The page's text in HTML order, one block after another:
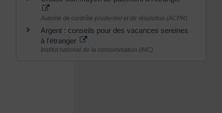
Autorité de contrôle prudentiel et de résolution (ACPR)
Argent : conseils pour des vacances sereines
à l'étranger
Institut national de la consommation (INC)